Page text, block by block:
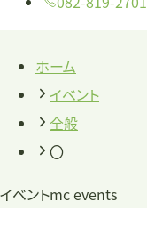
イベントmc events
ホーム
イベント
全般
〇